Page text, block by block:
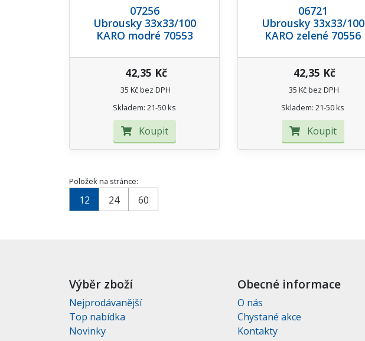
07256
Ubrousky 33x33/100
KARO modré 70553
42,35 Kč
35 Kč bez DPH
Skladem: 21-50 ks
Koupit
06721
Ubrousky 33x33/100
KARO zelené 70556
42,35 Kč
35 Kč bez DPH
Skladem: 21-50 ks
Koupit
Položek na stránce:
12 24 60
Výběr zboží
Nejprodávanější
Top nabídka
Novinky
Obecné informace
O nás
Chystané akce
Kontakty